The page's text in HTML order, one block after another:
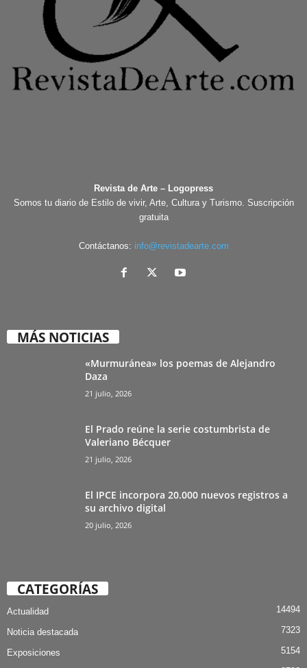
Revista de Arte – Logopress
Somos tu diario de Estilo de vivir, Arte, Cultura y Turismo. Suscripción
gratuita
Contáctanos: info@revistadearte.com
MÁS NOTICIAS
«Murmuránea» los poemas de Alejandro
Daza
21 julio, 2026
El Prado reúne la serie costumbrista de
Valeriano Bécquer
21 julio, 2026
El IPCE incorpora 20.000 nuevos registros a
su archivo digital
20 julio, 2026
CATEGORÍAS
Actualidad 14494
Noticia destacada 7323
Exposiciones 5154